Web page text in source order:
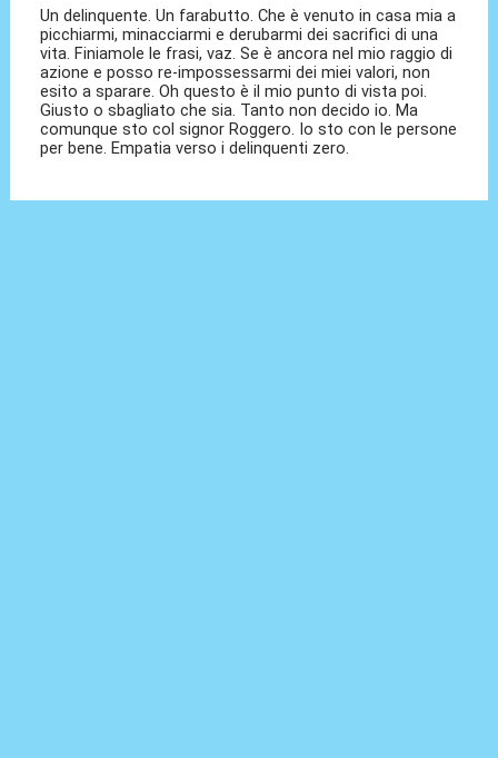
Un delinquente. Un farabutto. Che è venuto in casa mia a
picchiarmi, minacciarmi e derubarmi dei sacrifici di una
vita. Finiamole le frasi, vaz. Se è ancora nel mio raggio di
azione e posso re-impossessarmi dei miei valori, non
esito a sparare. Oh questo è il mio punto di vista poi.
Giusto o sbagliato che sia. Tanto non decido io. Ma
comunque sto col signor Roggero. Io sto con le persone
per bene. Empatia verso i delinquenti zero.